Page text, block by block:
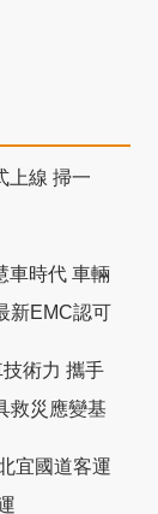
上線 掃一
車時代 車輛
新EMC認可
術力 攜手
救災應變基
宜國道客運